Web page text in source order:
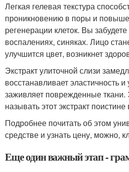
Легкая гелевая текстура
проникновению в поры и
регенерации клеток. Вы забудете
воспалениях, синяках. Лицо
улучшится цвет, возникнет
Экстракт улиточной слизи
восстанавливает эластичность и
заживляет поврежденные
называть этот экстракт
Подробнее почитать об этом
средстве и узнать цену, можно,
Еще один важный этап -